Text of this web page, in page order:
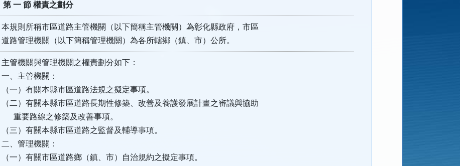
第 一 節 權責之劃分
本規則所稱市區道路主管機關（以下簡稱主管機關）為彰化縣政府，市區
道路管理機關（以下簡稱管理機關）為各所轄鄉（鎮、市）公所。
主管機關與管理機關之權責劃分如下：
一、主管機關：
（一）有關本縣市區道路法規之擬定事項。
（二）有關本縣市區道路長期性修築、改善及養護發展計畫之審議與協助
重要路線之修築及改善事項。
（三）有關本縣市區道路之監督及輔導事項。
二、管理機關：
（一）有關市區道路鄉（鎮、市）自治規約之擬定事項。